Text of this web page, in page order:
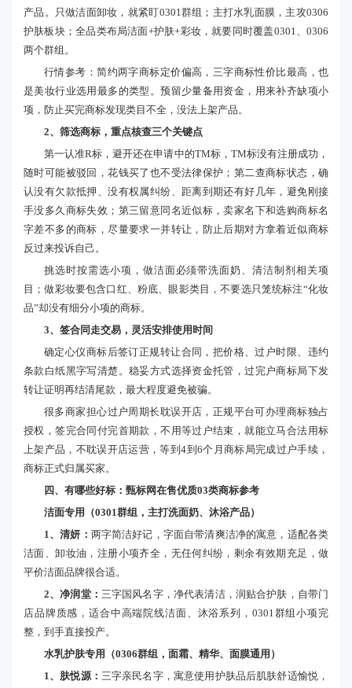
产品。只做洁面卸妆，就紧盯0301群组；主打水乳面膜，主攻0306
护肤板块；全品类布局洁面+护肤+彩妆，就要同时覆盖0301、0306
两个群组。
行情参考：简约两字商标定价偏高，三字商标性价比最高，也
是美妆行业选用最多的类型。预留少量备用资金，用来补齐缺项小
项，防止买完商标发现类目不全，没法上架产品。
2、筛选商标，重点核查三个关键点
第一认准R标，避开还在申请中的TM标，TM标没有注册成功，
随时可能被驳回，花钱买了也不受法律保护；第二查商标状态，确
认没有欠款抵押、没有权属纠纷、距离到期还有好几年，避免刚接
手没多久商标失效；第三留意同名近似标，卖家名下和选购商标名
字差不多的商标，尽量要求一并转让，防止后期对方拿着近似商标
反过来投诉自己。
挑选时按需选小项，做洁面必须带洗面奶、清洁制剂相关项
目；做彩妆要包含口红、粉底、眼影类目，不要选只笼统标注“化妆
品”却没有细分小项的商标。
3、签合同走交易，灵活安排使用时间
确定心仪商标后签订正规转让合同，把价格、过户时限、违约
条款白纸黑字写清楚。稳妥方式选择资金托管，过完户商标局下发
转让证明再结清尾款，最大程度避免被骗。
很多商家担心过户周期长耽误开店，正规平台可办理商标独占
授权，签完合同付完首期款，不用等过户结束，就能立马合法用标
上架产品，不耽误开店运营，等到4到6个月商标局完成过户手续，
商标正式归属买家。
四、有哪些好标：甄标网在售优质03类商标参考
洁面专用（0301群组，主打洗面奶、沐浴产品）
1、清妍： 两字简洁好记，字面自带清爽洁净的寓意，适配各类
洁面、卸妆油，注册小项齐全，无任何纠纷，剩余有效期充足，做
平价洁面品牌很合适。
2、净润堂： 三字国风名字，净代表清洁，润贴合护肤，自带门
店品牌质感，适合中高端院线洁面、沐浴系列，0301群组小项完
整，到手直接投产。
水乳护肤专用（0306群组，面霜、精华、面膜通用）
1、肤悦源： 三字亲民名字，寓意使用护肤品后肌肤舒适愉悦，